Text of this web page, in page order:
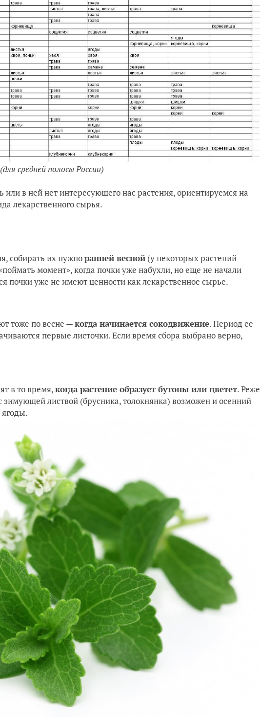
средней полосы России)
или в ней нет интересующего нас растения, ориентируемся на
лекарственного сырья.
собирать их нужноранней весной (у некоторых растений —
момент», когда почки уже набухли, но еще не начали
почки уже не имеют ценности как лекарственное сырье.
тоже по весне —когда начинается сокодвижение. Период ее
первые листочки. Если время сбора выбрано верно,
в то время,когда растение образует бутоны или цветет. Реже
листвой (брусника, толокнянка) возможен и осенний
ягоды.